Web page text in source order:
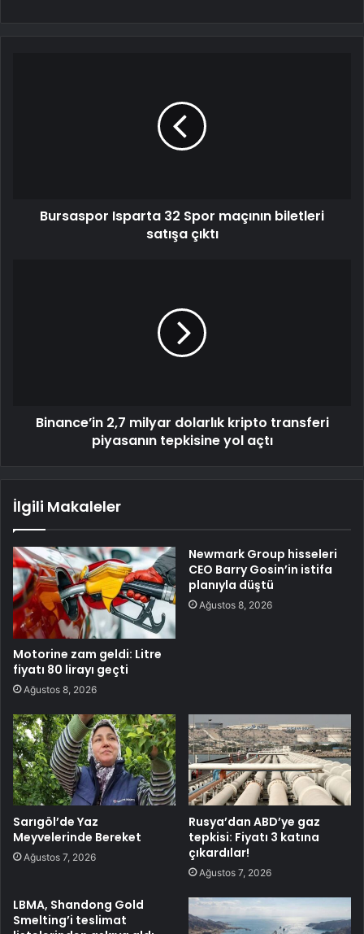
Bursaspor Isparta 32 Spor maçının biletleri
satışa çıktı
Binance’in 2,7 milyar dolarlık kripto transferi
piyasanın tepkisine yol açtı
İlgili Makaleler
Motorine zam geldi: Litre
fiyatı 80 lirayı geçti
Ağustos 8, 2026
Newmark Group hisseleri
CEO Barry Gosin’in istifa
planıyla düştü
Ağustos 8, 2026
Sarıgöl’de Yaz
Meyvelerinde Bereket
Ağustos 7, 2026
Rusya’dan ABD’ye gaz
tepkisi: Fiyatı 3 katına
çıkardılar!
Ağustos 7, 2026
LBMA, Shandong Gold
Smelting’i teslimat